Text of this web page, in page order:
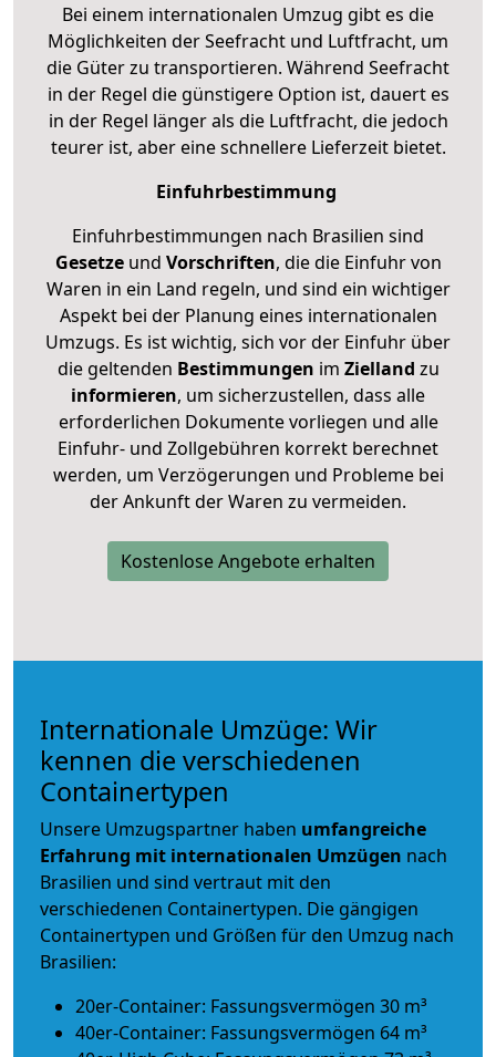
Bei einem internationalen Umzug gibt es die
Möglichkeiten der Seefracht und Luftfracht, um
die Güter zu transportieren. Während Seefracht
in der Regel die günstigere Option ist, dauert es
in der Regel länger als die Luftfracht, die jedoch
teurer ist, aber eine schnellere Lieferzeit bietet.
Einfuhrbestimmung
Einfuhrbestimmungen nach Brasilien sind
Gesetzeund Vorschriften, die die Einfuhr von
Waren in ein Land regeln, und sind ein wichtiger
Aspekt bei der Planung eines internationalen
Umzugs. Es ist wichtig, sich vor der Einfuhr über
die geltenden Bestimmungen im Zielland zu
informieren, um sicherzustellen, dass alle
erforderlichen Dokumente vorliegen und alle
Einfuhr- und Zollgebühren korrekt berechnet
werden, um Verzögerungen und Probleme bei
der Ankunft der Waren zu vermeiden.
Kostenlose Angebote erhalten
Internationale Umzüge: Wir
kennen die verschiedenen
Containertypen
Unsere Umzugspartner haben umfangreiche
Erfahrung mit internationalen Umzügen nach
Brasilien und sind vertraut mit den
verschiedenen Containertypen. Die gängigen
Containertypen und Größen für den Umzug nach
Brasilien:
20er-Container: Fassungsvermögen 30 m³
40er-Container: Fassungsvermögen 64 m³